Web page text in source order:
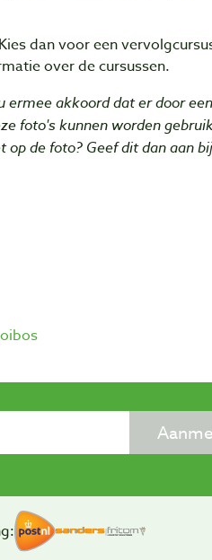
dan voor een
over de cursussen.
akkoord dat er door
foto's kunnen worden
de foto? Geef dit dan aan